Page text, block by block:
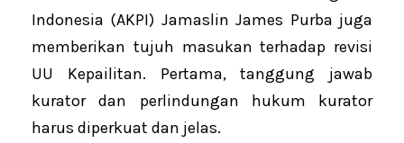
Indonesia (AKPI) Jamaslin James Purba juga
memberikan tujuh masukan terhadap revisi
UU Kepailitan. Pertama, tanggung jawab
kurator dan perlindungan hukum kurator
harus diperkuat dan jelas.